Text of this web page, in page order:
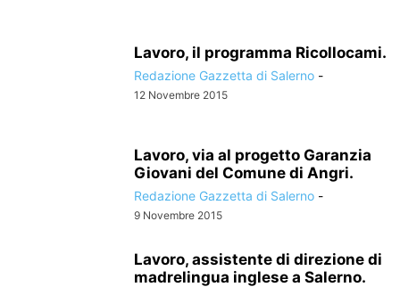
Lavoro, il programma Ricollocami.
Redazione Gazzetta di Salerno -
12 Novembre 2015
Lavoro, via al progetto Garanzia
Giovani del Comune di Angri.
Redazione Gazzetta di Salerno -
9 Novembre 2015
Lavoro, assistente di direzione di
madrelingua inglese a Salerno.